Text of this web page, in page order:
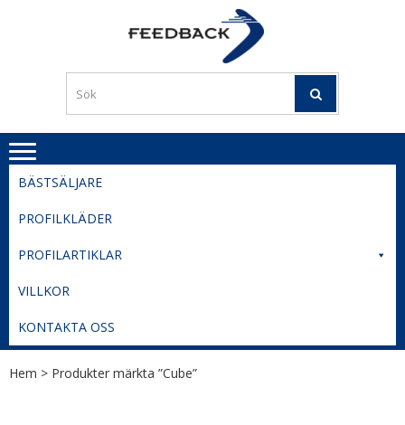
TIL
BESTE
PRISER
BÄSTSÄLJARE
PROFILKLÄDER
PROFILARTIKLAR
VILLKOR
KONTAKTA OSS
Hem > Produkter märkta ”Cube”